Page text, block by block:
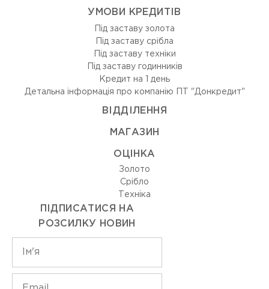
УМОВИ КРЕДИТІВ
Під заставу золота
Під заставу срібла
Під заставу техніки
Під заставу годинників
Кредит на 1 день
Детальна інформація про компанію ПТ "Донкредит"
ВIДДIЛЕННЯ
МАГАЗИН
ОЦIНКА
Золото
Срiбло
Технiка
ПІДПИСАТИСЯ НА
РОЗСИЛКУ НОВИН